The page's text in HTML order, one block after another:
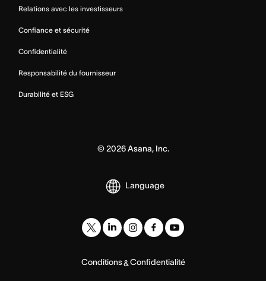
Relations avec les investisseurs
Confiance et sécurité
Confidentialité
Responsabilité du fournisseur
Durabilité et ESG
© 2026Asana, Inc.
Language
Conditions&Confidentialité